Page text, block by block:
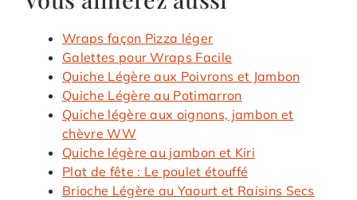
Wraps façon Pizza léger
Galettes pour Wraps Facile
Quiche Légère aux Poivrons et Jambon
Quiche Légère au Potimarron
Quiche légère aux oignons, jambon et
chèvre WW
Quiche légère au jambon et Kiri
Plat de fête : Le poulet étouffé
Brioche Légère au Yaourt et Raisins Secs